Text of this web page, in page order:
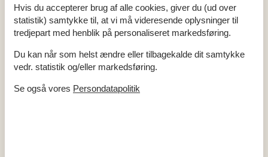
Nærmeste restaurant 5,3 km
Indendørs
Brændeovn
Gulvvarme på badeværelset
Klimaanlæg
Energispare hus
Hvis du accepterer brug af alle cookies, giver du (ud over
statistik) samtykke til, at vi må videresende oplysninger til
tredjepart med henblik på personaliseret markedsføring.
Du kan når som helst ændre eller tilbagekalde dit samtykke
vedr. statistik og/eller markedsføring.
Se også vores Persondatapolitik